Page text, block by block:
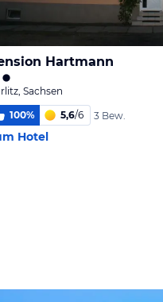
Hartmann
Sachsen
100% 5,6/6 3 Bew.
Hotel